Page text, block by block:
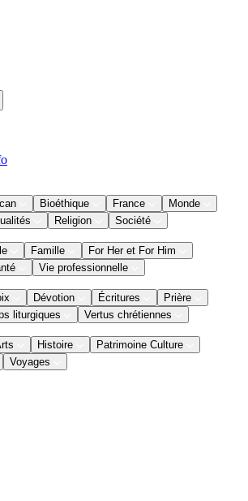
Bioéthique France
Monde
Religion Société
Famille
For Her et For Him
Vie professionnelle
Dévotion Écritures
Prière
liturgiques Vertus chrétiennes
Histoire
Patrimoine Culture
Voyages